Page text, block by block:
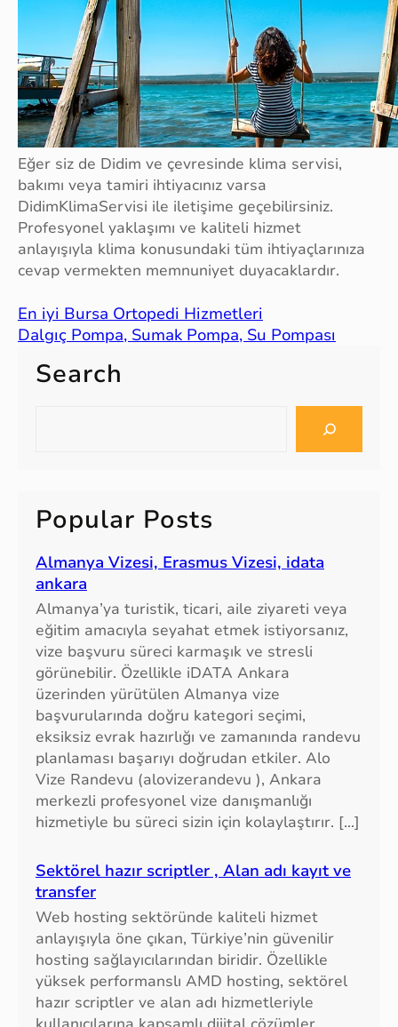
Eğer siz de Didim ve çevresinde klima servisi,
bakımı veya tamiri ihtiyacınız varsa
DidimKlimaServisi ile iletişime geçebilirsiniz.
Profesyonel yaklaşımı ve kaliteli hizmet
anlayışıyla klima konusundaki tüm ihtiyaçlarınıza
cevap vermekten memnuniyet duyacaklardır.
En iyi Bursa Ortopedi Hizmetleri
Dalgıç Pompa, Sumak Pompa, Su Pompası
Search
h
Popular Posts
Almanya Vizesi, Erasmus Vizesi, idata
ankara
Almanya’ya turistik, ticari, aile ziyareti veya
eğitim amacıyla seyahat etmek istiyorsanız,
vize başvuru süreci karmaşık ve stresli
görünebilir. Özellikle iDATA Ankara
üzerinden yürütülen Almanya vize
başvurularında doğru kategori seçimi,
eksiksiz evrak hazırlığı ve zamanında randevu
planlaması başarıyı doğrudan etkiler. Alo
Vize Randevu (alovizerandevu ), Ankara
merkezli profesyonel vize danışmanlığı
hizmetiyle bu süreci sizin için kolaylaştırır. […]
Sektörel hazır scriptler , Alan adı kayıt ve
transfer
Web hosting sektöründe kaliteli hizmet
anlayışıyla öne çıkan, Türkiye’nin güvenilir
hosting sağlayıcılarından biridir. Özellikle
yüksek performanslı AMD hosting, sektörel
hazır scriptler ve alan adı hizmetleriyle